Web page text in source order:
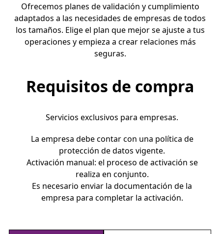
Ofrecemos planes de validación y cumplimiento
adaptados a las necesidades de empresas de todos
los tamaños. Elige el plan que mejor se ajuste a tus
operaciones y empieza a crear relaciones más
seguras.
Requisitos de compra
Servicios exclusivos para empresas.
La empresa debe contar con una política de
protección de datos vigente.
Activación manual: el proceso de activación se
realiza en conjunto.
Es necesario enviar la documentación de la
empresa para completar la activación.